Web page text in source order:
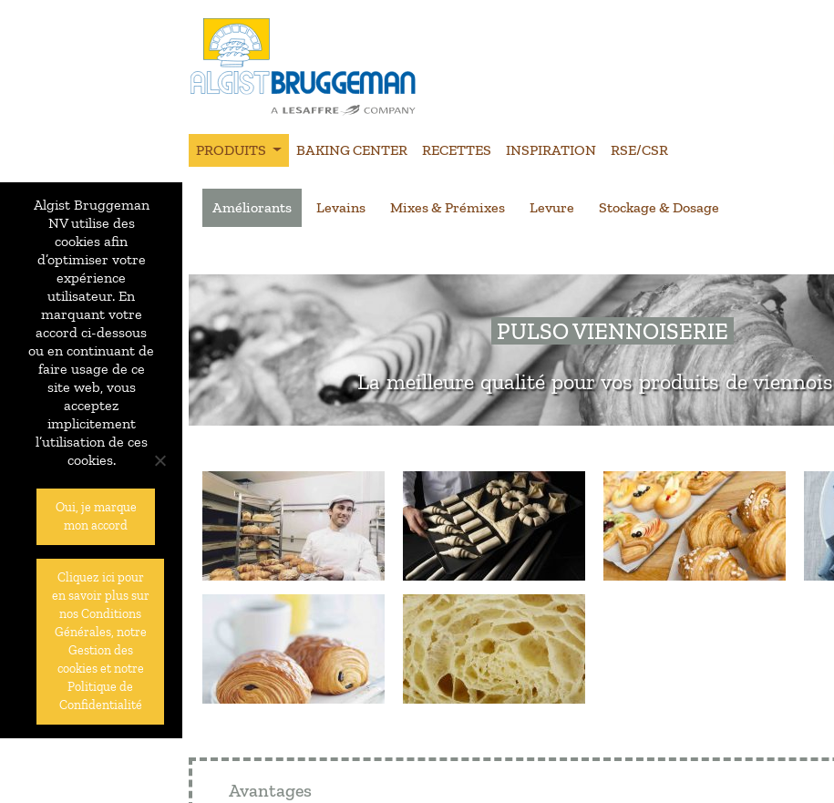
PRODUITS BAKING CENTER RECETTES INSPIRATION RSE/CSR
Améliorants Levains Mixes & Prémixes Levure Stockage & Dosage
PULSO VIENNOISERIE
La meilleure qualité pour vos produits de
Avantages
Algist Bruggeman
NV utilise des
cookies afin
d’optimiser votre
expérience
utilisateur. En
marquant votre
accord ci-dessous
ou en continuant de
faire usage de ce
site web, vous
acceptez
implicitement
l’utilisation de ces
cookies.
Oui, je marque
mon accord
Cliquez ici pour
en savoir plus sur
nos Conditions
Générales, notre
Gestion des
cookies et notre
Politique de
Confidentialité